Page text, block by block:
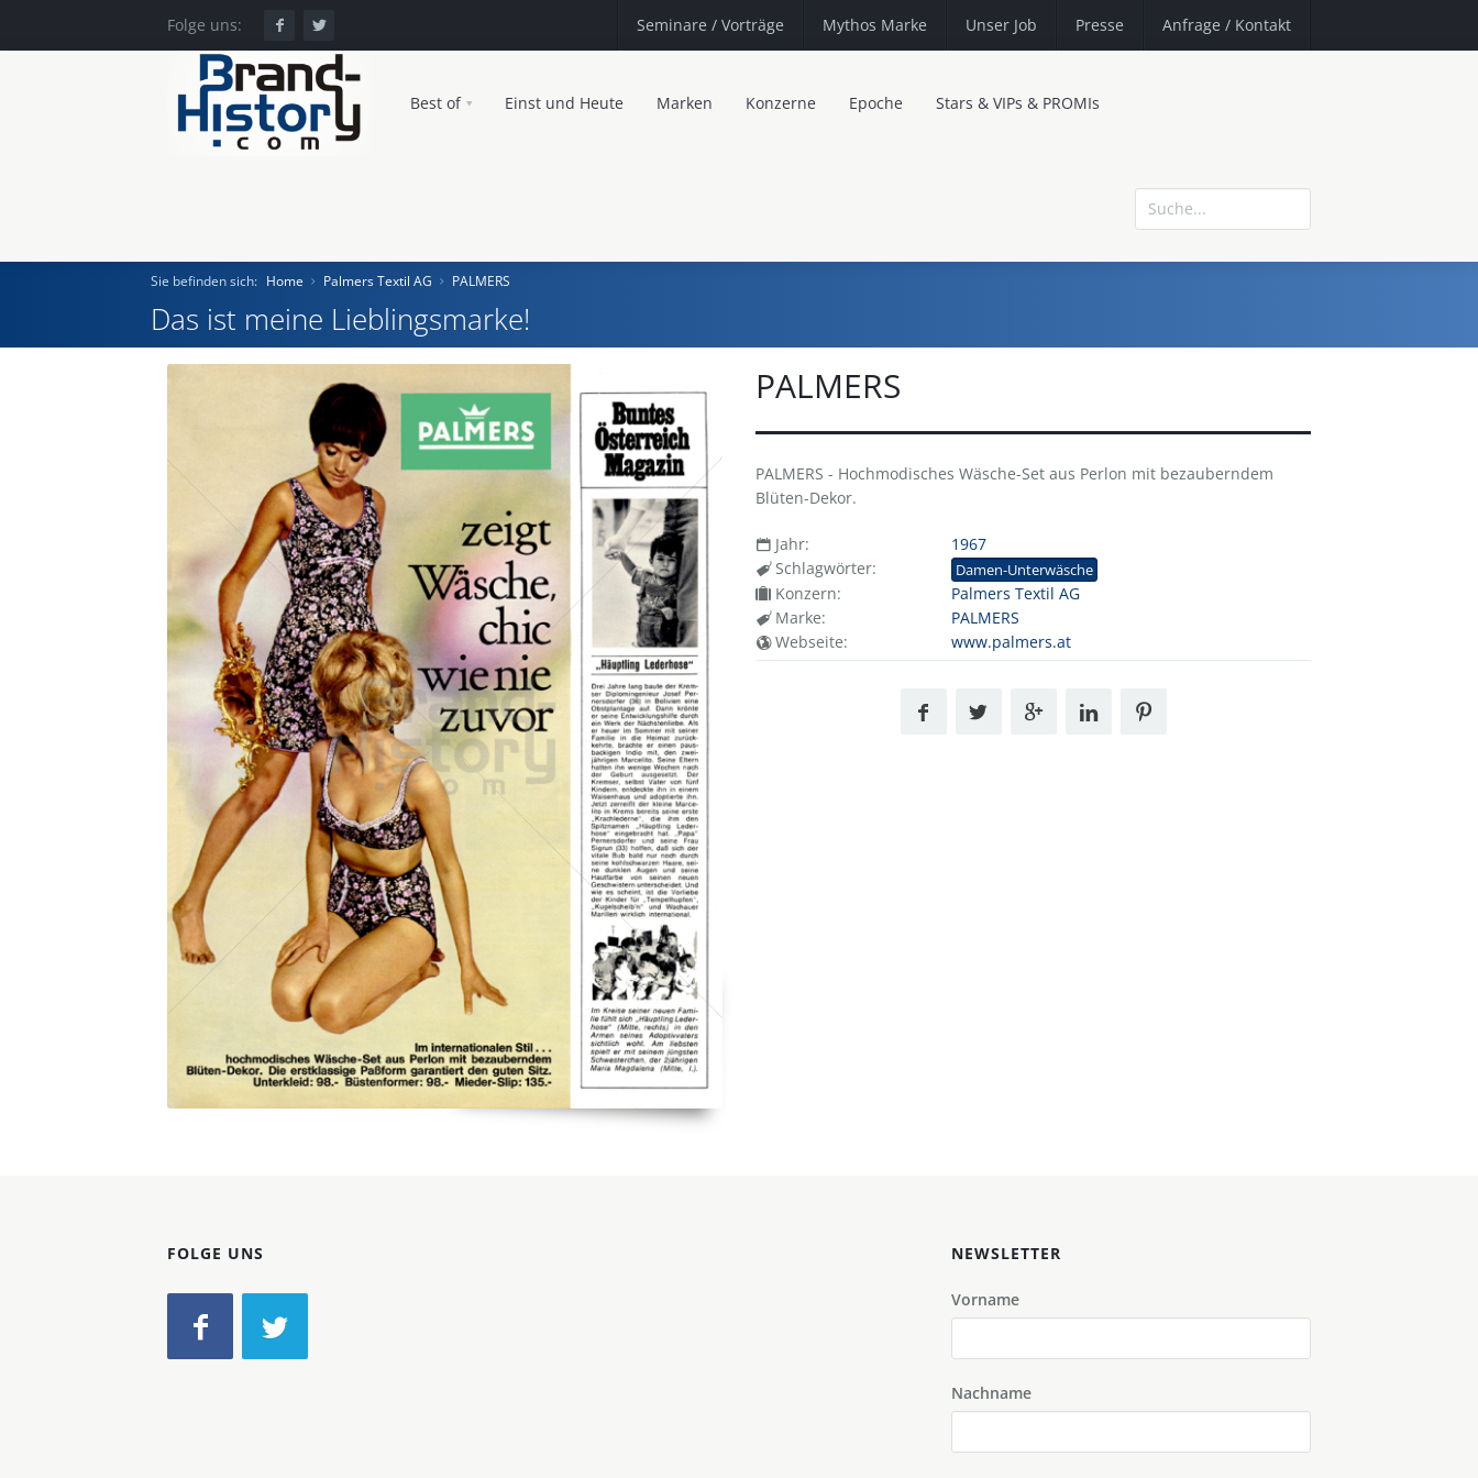
Folge uns: Seminare / Vorträge Mythos Marke Unser Job Presse Anfrage / Kontakt
Best of Einst und Heute Marken Konzerne Epoche Stars & VIPs & PROMIs
Home
Marken
Konzerne
Epoche
Sie befinden sich: Home Palmers Textil AG PALMERS
Das ist meine Lieblingsmarke!
PALMERS
PALMERS - Hochmodisches Wäsche-Set aus Perlon mit bezauberndem
Blüten-Dekor.
Jahr:
1967
Schlagwörter:
Damen-Unterwäsche
Konzern:
Palmers Textil AG
Marke:
PALMERS
Webseite:
www.palmers.at
FOLGE UNS NEWSLETTER
Vorname
Nachname